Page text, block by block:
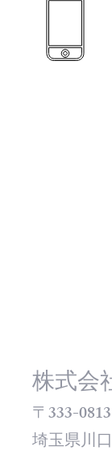
株式会
〒 333-0813
埼玉県川